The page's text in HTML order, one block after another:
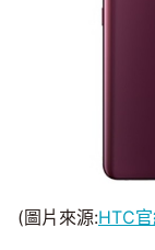
(圖片來源:HTC官